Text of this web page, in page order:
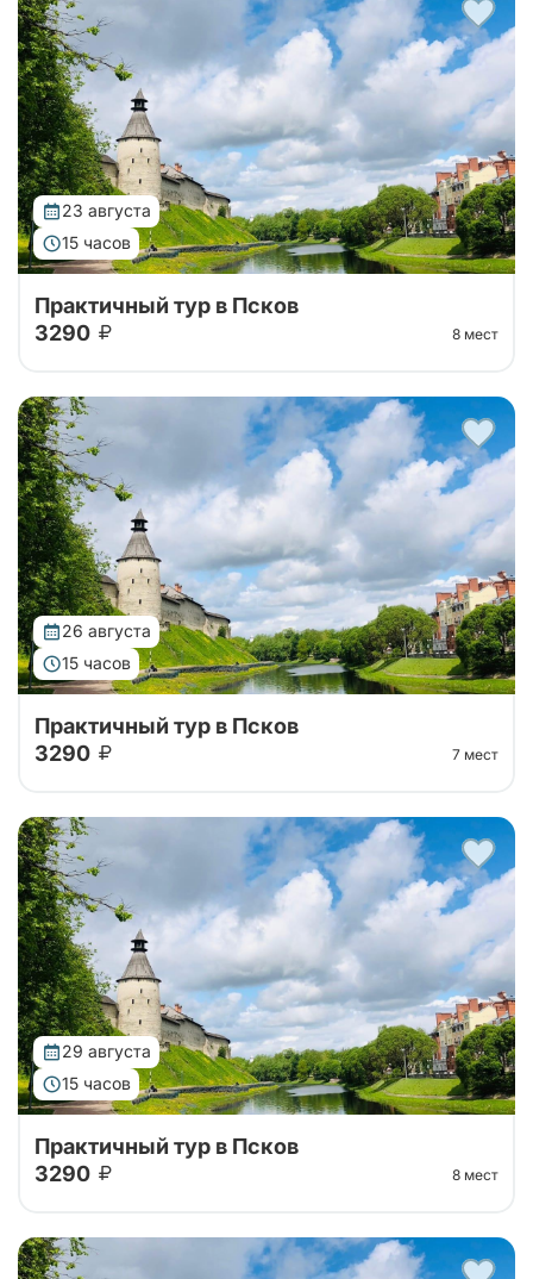
Автобусный тур на 1 день в Псков из Санкт-
Петербурга. Отправимся на комфортабельном
автобусе до Пскова, слушая трассовую экскурсию,
а далее - свободное время в городе!
23 августа
15 часов
Автобусный тур на 1 день в Псков из Санкт-
Петербурга. Отправимся на комфортабельном
автобусе до Пскова, слушая трассовую экскурсию,
а далее - свободное время в городе!
Практичный тур в Псков
3290
8 мест
26 августа
15 часов
Автобусный тур на 1 день в Псков из Санкт-
Петербурга. Отправимся на комфортабельном
автобусе до Пскова, слушая трассовую экскурсию,
а далее - свободное время в городе!
Практичный тур в Псков
3290
7 мест
29 августа
15 часов
Автобусный тур на 1 день в Псков из Санкт-
Практичный тур в Псков
3290
8 мест